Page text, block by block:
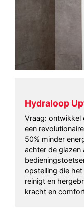
Hydraloop
Vraag: ontwikkel
een
50% minder
achter de glazen
opstelling die
reinigt en
kracht en